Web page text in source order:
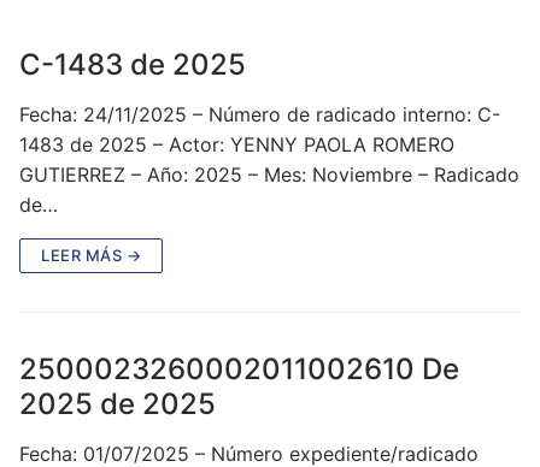
C-1483 de 2025
Fecha: 24/11/2025 – Número de radicado interno: C-
1483 de 2025 – Actor: YENNY PAOLA ROMERO
GUTIERREZ – Año: 2025 – Mes: Noviembre – Radicado
de…
LEER MÁS →
2500023260002011002610 De
2025 de 2025
Fecha: 01/07/2025 – Número expediente/radicado